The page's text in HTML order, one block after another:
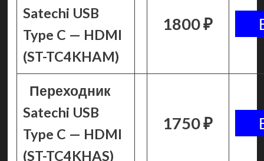
Satechi USB
Type C — HDMI
(ST-TC4KHAM)
1800 ₽
Переходник
Satechi USB
Type C — HDMI
(ST-TC4KHAS)
1750 ₽